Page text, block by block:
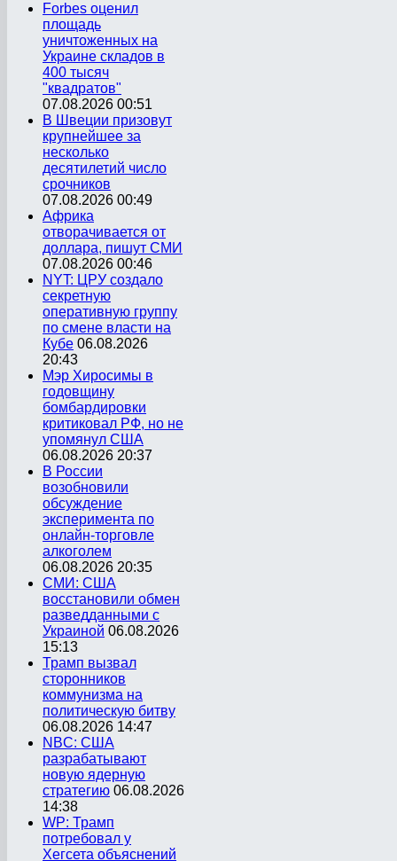
Forbes оценил
площадь
уничтоженных на
Украине складов в
400 тысяч
"квадратов"
07.08.2026 00:51
В Швеции призовут
крупнейшее за
несколько
десятилетий число
срочников
07.08.2026 00:49
Африка
отворачивается от
доллара, пишут СМИ
07.08.2026 00:46
NYT: ЦРУ создало
секретную
оперативную группу
по смене власти на
Кубе 06.08.2026
20:43
Мэр Хиросимы в
годовщину
бомбардировки
критиковал РФ, но не
упомянул США
06.08.2026 20:37
В России
возобновили
обсуждение
эксперимента по
онлайн-торговле
алкоголем
06.08.2026 20:35
СМИ: США
восстановили обмен
разведданными с
Украиной 06.08.2026
15:13
Трамп вызвал
сторонников
коммунизма на
политическую битву
06.08.2026 14:47
NBC: США
разрабатывают
новую ядерную
стратегию 06.08.2026
14:38
WP: Трамп
потребовал у
Хегсета объяснений